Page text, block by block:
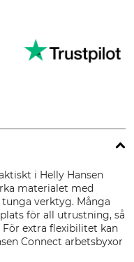
i Helly Hansen
materialet med
verktyg. Många
för all utrustning, så
extra flexibilitet kan
Connect arbetsbyxor